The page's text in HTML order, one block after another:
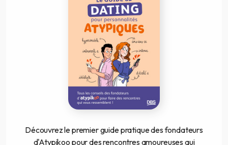
Découvrez le premier guide pratique des fondateurs
d'Atypikoo pour des rencontres amoureuses qui